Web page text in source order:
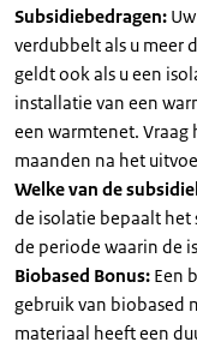
Subsidiebedragen:
verdubbelt als u meer
geldt ook als u een
installatie van een
een warmtenet.
maanden na het
Welke van de
de isolatie bepaalt het
de periode waarin de
Biobased Bonus: Een
gebruik van biobased
materiaal heeft een